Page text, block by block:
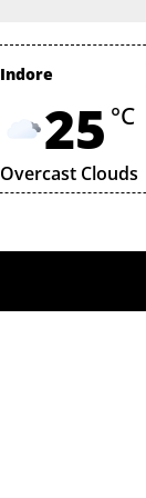
Indore
25 °C
Overcast Clouds